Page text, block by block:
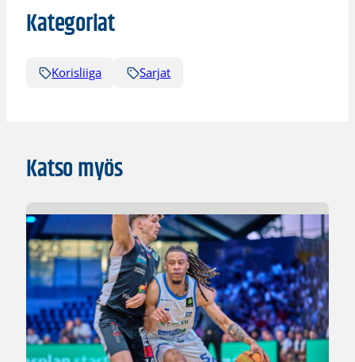
Kategoriat
Korisliiga Sarjat
Katso myös